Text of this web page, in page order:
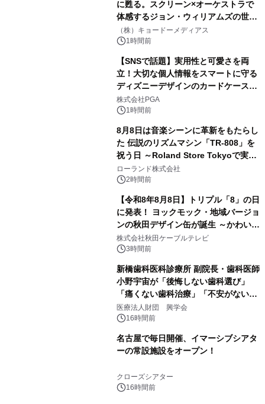
に甦る。スクリーン×オーケストラで
体感するジョン・ウィリアムズの世
界。ジョン・ウィリアムズ：シネマ・
スペクタキュラー・コンサート 開催決
（株）キョードーメディアス
1時間前
【SNSで話題】実用性と可愛さを両
立！大切な個人情報をスマートに守る
ディズニーデザインのカードケースを
株式会社PGAが8月7日発売
株式会社PGA
1時間前
8月8日は音楽シーンに革新をもたらし
た 伝説のリズムマシン「TR-808」を
祝う日 ～Roland Store Tokyoで実機
を展示しての 記念キャンペーンを開
催 英国ラジオ「NTS」の 特別プログ
アーティストを フィーチャーしたアニ
メーションを公開～
ローランド株式会社
2時間前
【令和8年8月8日】トリプル「8」の日
に発表！ ヨックモック・地域バージョ
ンの秋田デザイン缶が誕生 ～かわいい
秋田犬の子犬と秋田の四季と名所を巡
るパッケージ～ 9月1日(火)秋田県内で
株式会社秋田ケーブルテレビ
3時間前
新橋歯科医科診療所 副院長・歯科医師
小野宇宙が「後悔しない歯科選び」
「痛くない歯科治療」「不安がない治
療計画」をテーマに専門監修
医療法人財団 興学会
16時間前
名古屋で毎日開催、イマーシブシアタ
ーの常設施設をオープン！
クローズシアター
16時間前